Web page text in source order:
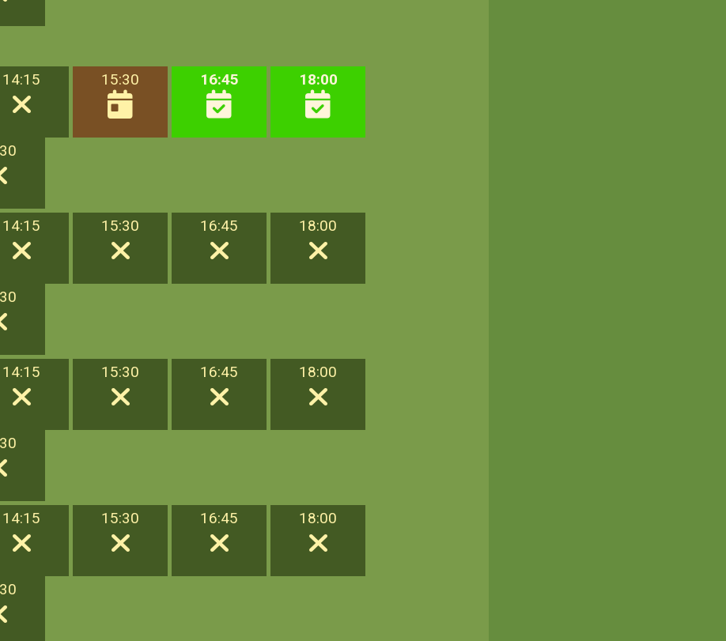
14:15 15:30 16:45 18:00
14:15 15:30 16:45 18:00
14:15 15:30 16:45 18:00
14:15 15:30 16:45 18:00